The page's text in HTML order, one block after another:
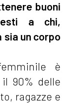
buoni
a chi,
sia un corpo
è
90% delle
ragazze e